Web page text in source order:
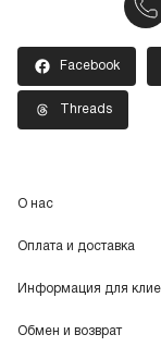
Facebook
Threads
О нас
Оплата и доставка
Информация для
Обмен и возврат